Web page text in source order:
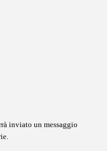
inviato un messaggio